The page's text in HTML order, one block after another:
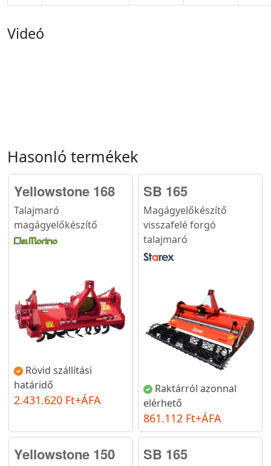
Videó
Hasonló termékek
Yellowstone 168
Talajmaró
magágyelőkészítő
Rövid szállítási
határidő
2.431.620 Ft+ÁFA
SB 165
Magágyelőkészítő
visszafelé forgó
talajmaró
Raktárról azonnal
elérhető
861.112 Ft+ÁFA
Yellowstone 150 SB 165